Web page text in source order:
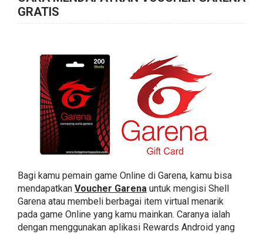
GRATIS
Bagi kamu pemain game Online di Garena, kamu bisa
mendapatkan Voucher Garena untuk mengisi Shell
Garena atau membeli berbagai item virtual menarik
pada game Online yang kamu mainkan. Caranya ialah
dengan menggunakan aplikasi Rewards Android yang